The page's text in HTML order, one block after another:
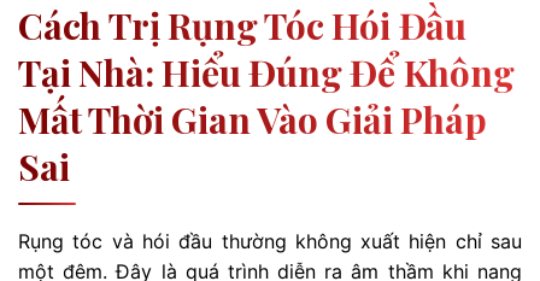
Cách Trị Rụng Tóc Hói Đầu
Tại Nhà: Hiểu Đúng Để Không
Mất Thời Gian Vào Giải Pháp
Sai
Rụng tóc và hói đầu thường không xuất hiện chỉ sau
một đêm. Đây là quá trình diễn ra âm thầm khi nang